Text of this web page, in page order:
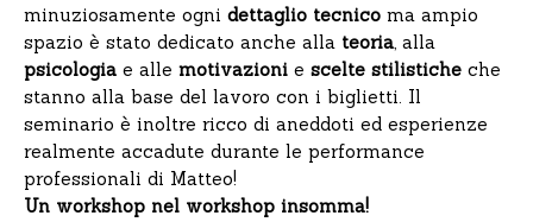
minuziosamente ogni dettaglio tecnico ma ampio
spazio è stato dedicato anche alla teoria, alla
psicologia e alle motivazioni e scelte stilistiche che
stanno alla base del lavoro con i biglietti. Il
seminario è inoltre ricco di aneddoti ed esperienze
realmente accadute durante le performance
professionali di Matteo!
Un workshop nel workshop insomma!